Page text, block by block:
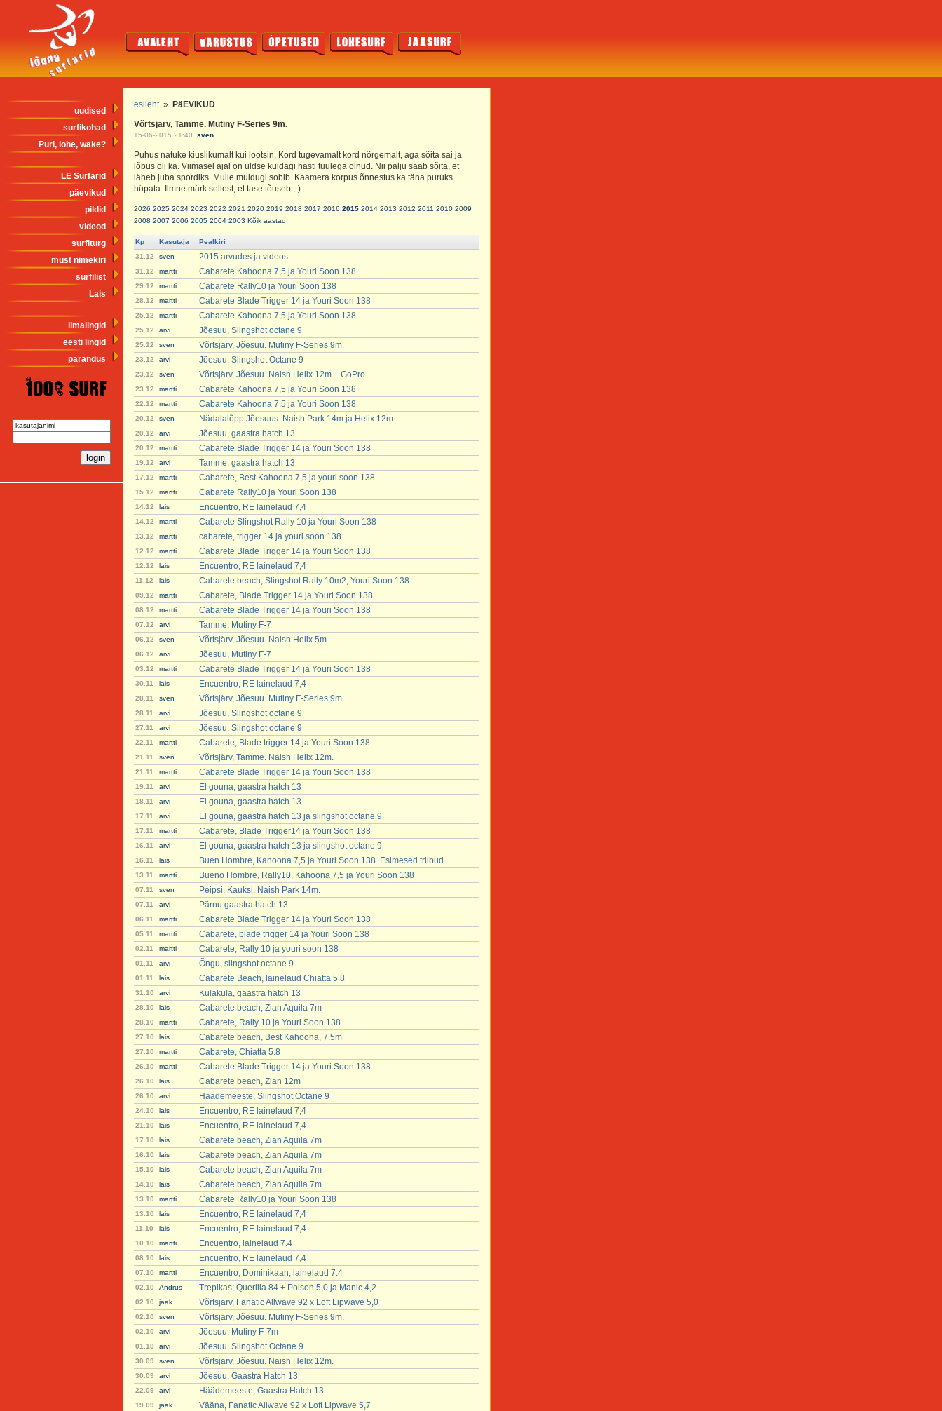
uudised
surfikohad
Puri, lohe, wake?
LE Surfarid
päevikud
pildid
videod
surfiturg
must nimekiri
surfilist
Lais
ilmalingid
eesti lingid
parandus
esileht» PäEVIKUD
Võrtsjärv, Tamme. Mutiny F-Series 9m.
15-06-2015 21:40 sven
Puhus natuke kiuslikumalt kui lootsin. Kord tugevamalt kord nõrgemalt, aga sõita sai ja
lõbus oli ka. Viimasel ajal on üldse kuidagi hästi tuulega olnud. Nii palju saab sõita, et
läheb juba spordiks. Mulle muidugi sobib. Kaamera korpus õnnestus ka täna puruks
hüpata. Ilmne märk sellest, et tase tõuseb ;-)
2026 2025 2024 2023 2022 2021 2020 2019 2018 2017 2016 2015 2014 2013 2012 2011 2010 2009
2008 2007 2006 2005 2004 2003 Kõik aastad
Kp Kasutaja
Pealkiri
31.12
sven 2015 arvudes ja videos
31.12 martti Cabarete Kahoona 7,5 ja Youri Soon 138
29.12 martti Cabarete Rally10 ja Youri Soon 138
28.12 martti Cabarete Blade Trigger 14 ja Youri Soon 138
25.12 martti Cabarete Kahoona 7,5 ja Youri Soon 138
25.12 arvi Jõesuu, Slingshot octane 9
25.12 sven Võrtsjärv, Jõesuu. Mutiny F-Series 9m.
23.12 arvi Jõesuu, Slingshot Octane 9
23.12 sven Võrtsjärv, Jõesuu. Naish Helix 12m + GoPro
23.12 martti Cabarete Kahoona 7,5 ja Youri Soon 138
22.12 martti Cabarete Kahoona 7,5 ja Youri Soon 138
20.12 sven Nädalalõpp Jõesuus. Naish Park 14m ja Helix 12m
20.12 arvi Jõesuu, gaastra hatch 13
20.12 martti Cabarete Blade Trigger 14 ja Youri Soon 138
19.12 arvi Tamme, gaastra hatch 13
17.12 martti Cabarete, Best Kahoona 7,5 ja youri soon 138
15.12 martti Cabarete Rally10 ja Youri Soon 138
14.12 lais Encuentro, RE lainelaud 7,4
14.12 martti Cabarete Slingshot Rally 10 ja Youri Soon 138
13.12 martti cabarete, trigger 14 ja youri soon 138
12.12 martti Cabarete Blade Trigger 14 ja Youri Soon 138
12.12 lais Encuentro, RE lainelaud 7,4
11.12 lais Cabarete beach, Slingshot Rally 10m2, Youri Soon 138
09.12 martti Cabarete, Blade Trigger 14 ja Youri Soon 138
08.12 martti Cabarete Blade Trigger 14 ja Youri Soon 138
07.12 arvi Tamme, Mutiny F-7
06.12 sven Võrtsjärv, Jõesuu. Naish Helix 5m
06.12 arvi Jõesuu, Mutiny F-7
03.12 martti Cabarete Blade Trigger 14 ja Youri Soon 138
30.11 lais Encuentro, RE lainelaud 7,4
28.11 sven Võrtsjärv, Jõesuu. Mutiny F-Series 9m.
28.11 arvi Jõesuu, Slingshot octane 9
27.11 arvi Jõesuu, Slingshot octane 9
22.11 martti Cabarete, Blade trigger 14 ja Youri Soon 138
21.11 sven Võrtsjärv, Tamme. Naish Helix 12m.
21.11 martti Cabarete Blade Trigger 14 ja Youri Soon 138
19.11 arvi El gouna, gaastra hatch 13
18.11 arvi El gouna, gaastra hatch 13
17.11 arvi El gouna, gaastra hatch 13 ja slingshot octane 9
17.11 martti Cabarete, Blade Trigger14 ja Youri Soon 138
16.11 arvi El gouna, gaastra hatch 13 ja slingshot octane 9
16.11 lais Buen Hombre, Kahoona 7,5 ja Youri Soon 138. Esimesed triibud.
13.11 martti Bueno Hombre, Rally10, Kahoona 7,5 ja Youri Soon 138
07.11 sven Peipsi, Kauksi. Naish Park 14m.
07.11 arvi Pärnu gaastra hatch 13
06.11 martti Cabarete Blade Trigger 14 ja Youri Soon 138
05.11 martti Cabarete, blade trigger 14 ja Youri Soon 138
02.11 martti Cabarete, Rally 10 ja youri soon 138
01.11 arvi Õngu, slingshot octane 9
01.11 lais Cabarete Beach, lainelaud Chiatta 5.8
31.10 arvi Külaküla, gaastra hatch 13
28.10 lais Cabarete beach, Zian Aquila 7m
28.10 martti Cabarete, Rally 10 ja Youri Soon 138
27.10 lais Cabarete beach, Best Kahoona, 7.5m
27.10 martti Cabarete, Chiatta 5.8
26.10 martti Cabarete Blade Trigger 14 ja Youri Soon 138
26.10 lais Cabarete beach, Zian 12m
26.10 arvi Häädemeeste, Slingshot Octane 9
24.10 lais Encuentro, RE lainelaud 7,4
21.10 lais Encuentro, RE lainelaud 7,4
17.10 lais Cabarete beach, Zian Aquila 7m
16.10 lais Cabarete beach, Zian Aquila 7m
15.10 lais Cabarete beach, Zian Aquila 7m
14.10 lais Cabarete beach, Zian Aquila 7m
13.10 martti Cabarete Rally10 ja Youri Soon 138
13.10 lais Encuentro, RE lainelaud 7,4
11.10 lais Encuentro, RE lainelaud 7,4
10.10 martti Encuentro, lainelaud 7.4
08.10 lais Encuentro, RE lainelaud 7,4
07.10 martti Encuentro, Dominikaan, lainelaud 7.4
02.10 Andrus Trepikas; Querilla 84 + Poison 5,0 ja Manic 4,2
02.10 jaak Võrtsjärv, Fanatic Allwave 92 x Loft Lipwave 5,0
02.10 sven Võrtsjärv, Jõesuu. Mutiny F-Series 9m.
02.10 arvi Jõesuu, Mutiny F-7m
01.10 arvi Jõesuu, Slingshot Octane 9
30.09 sven Võrtsjärv, Jõesuu. Naish Helix 12m.
30.09 arvi Jõesuu, Gaastra Hatch 13
22.09 arvi Häädemeeste, Gaastra Hatch 13
19.09 jaak Vääna, Fanatic Allwave 92 x Loft Lipwave 5,7